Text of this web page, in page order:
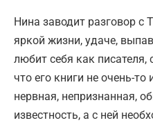
Нина заводит разговор с
яркой жизни, удаче,
любит себя как писателя,
что его книги не очень-
нервная, непризнанная,
известность, а с ней